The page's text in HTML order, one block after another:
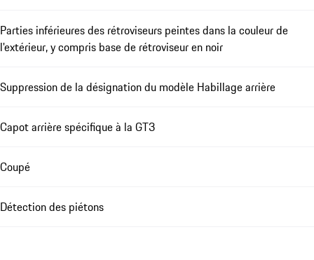
Parties inférieures des rétroviseurs peintes dans la couleur de
l'extérieur, y compris base de rétroviseur en noir
Suppression de la désignation du modèle Habillage arrière
Capot arrière spécifique à la GT3
Coupé
Détection des piétons